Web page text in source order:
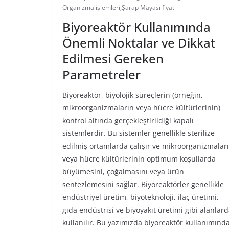
Organizma işlemleri,Şarap Mayası fiyat
Biyoreaktör Kullanımında
Önemli Noktalar ve Dikkat
Edilmesi Gereken
Parametreler
Biyoreaktör, biyolojik süreçlerin (örneğin,
mikroorganizmaların veya hücre kültürlerinin)
kontrol altında gerçekleştirildiği kapalı
sistemlerdir. Bu sistemler genellikle sterilize
edilmiş ortamlarda çalışır ve
veya hücre kültürlerinin optimum koşullarda
büyümesini, çoğalmasını veya ürün
sentezlemesini sağlar. Biyoreaktörler genellikle
endüstriyel üretim, biyoteknoloji, ilaç üretimi,
gıda endüstrisi ve biyoyakıt üretimi gibi
kullanılır. Bu yazımızda biyoreaktör kullanımında